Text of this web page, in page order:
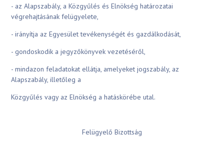
- az Alapszabály, a Közgyűlés és Elnökség határozatai
végrehajtásának felügyelete,
- irányítja az Egyesület tevékenységét és gazdálkodását,
- gondoskodik a jegyzőkönyvek vezetéséről,
- mindazon feladatokat ellátja, amelyeket jogszabály, az
Alapszabály, illetőleg a
Közgyűlés vagy az Elnökség a hatáskörébe utal.
Felügyelő Bizottság